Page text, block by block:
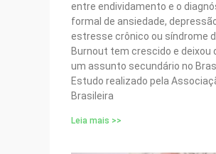
entre endividamento e o
formal de ansiedade,
estresse crônico ou síndrome
Burnout tem crescido e deixou
um assunto secundário no
Estudo realizado pela
Brasileira
Leia mais >>